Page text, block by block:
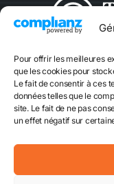
Pour offrir les meilleures
que les cookies pour
Le fait de consentir à ces
données telles que le
site. Le fait de ne pas
un effet négatif sur
Escape